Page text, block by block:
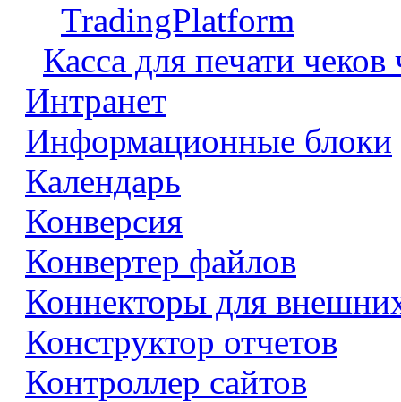
TradingPlatform
Касса для печати
Интранет
Информационные блоки
Календарь
Конверсия
Конвертер файлов
Коннекторы для
Конструктор отчетов
Контроллер сайтов